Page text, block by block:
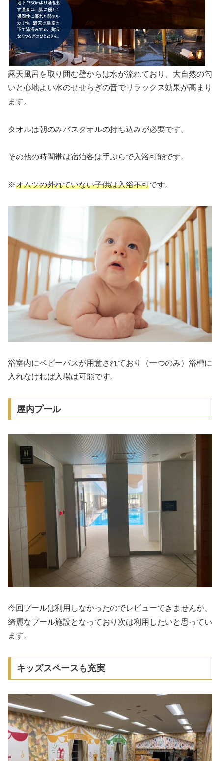
露天風呂を取り囲む壁からは水が流れており、大自然の匂
いと心地よい水のせせらぎの音でリラックス効果が高まり
ます。
タオルは朝のみバスタオルの持ち込みが必要です。
その他の時間帯は宿泊客は手ぶらで入浴可能です。
※オムツの外れていない子供は入浴不可です。
浴室内にベビーバスが用意されており（一つのみ）浴槽に
入れなければ入場は可能です。
屋内プール
今回プールは利用しなかったのでレビューできませんが、
綺麗なプール施設となっており次は利用したいと思ってい
ます。
キッズスペースも充実